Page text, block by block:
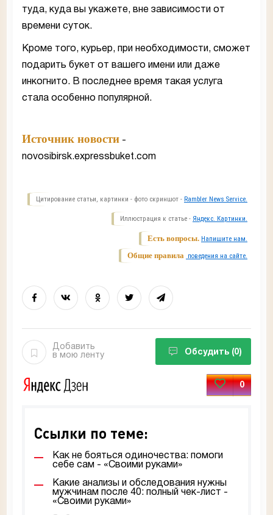
туда, куда вы укажете, вне зависимости от
времени суток.
Кроме того, курьер, при необходимости, сможет
подарить букет от вашего имени или даже
инкогнито. В последнее время такая услуга
стала особенно популярной.
Источник новости -
novosibirsk.expressbuket.com
Цитирование статьи, картинки - фото скриншот - Rambler News Service.
Иллюстрация к статье - Яндекс. Картинки.
Есть вопросы. Напишите нам.
Общие правила поведения на сайте.
Добавить
в мою ленту
Обсудить (0)
0
Ссылки по теме:
Как не бояться одиночества: помоги
себе сам - «Своими руками»
Какие анализы и обследования нужны
мужчинам после 40: полный чек-лист -
«Своими руками»